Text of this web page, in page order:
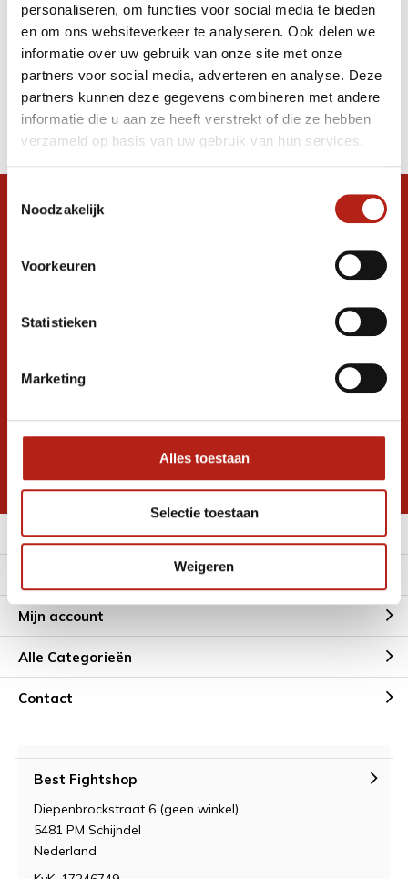
personaliseren, om functies voor social media te bieden
en om ons websiteverkeer te analyseren. Ook delen we
informatie over uw gebruik van onze site met onze
partners voor social media, adverteren en analyse. Deze
partners kunnen deze gegevens combineren met andere
informatie die u aan ze heeft verstrekt of die ze hebben
verzameld op basis van uw gebruik van hun services.
Noodzakelijk
Voorkeuren
Statistieken
Marketing
Alles toestaan
Selectie toestaan
Weigeren
Apply filters
Producten getagd met
20% katoen
Producten
Filter
Sorteren op
Snel antwoord op je vraag?
graag verder. 24/7
Ontvang de nieuwste aanbiedingen en
Inschrijven voor
* Lees hier de wettelijke beperkingen
Meer informatie
Mijn account
Alle Categorieën
Contact
Best Fightshop
Diepenbrockstraat 6 (geen winkel)
5481 PM Schijndel
Nederland